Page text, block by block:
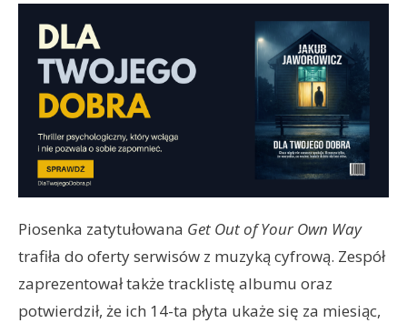
Piosenka zatytułowana Get Out of Your Own Way
trafiła do oferty serwisów z muzyką cyfrową. Zespół
zaprezentował także tracklistę albumu oraz
potwierdził, że ich 14-ta płyta ukaże się za miesiąc,